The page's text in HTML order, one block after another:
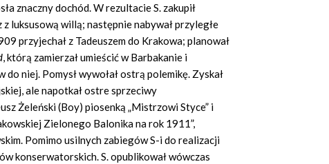
znaczny dochód. W rezultacie S. zakupił
luksusową willą; następnie nabywał przyległe
przyjechał z Tadeuszem do Krakowa; planował
, którą zamierzał umieścić w Barbakanie i
niej. Pomysł wywołał ostrą polemikę. Zyskał
ale napotkał ostre sprzeciwy
Żeleński (Boy) piosenką „Mistrzowi Styce” i
Zielonego Balonika na rok 1911”,
Pomimo usilnych zabiegów S-i do realizacji
konserwatorskich. S. opublikował wówczas